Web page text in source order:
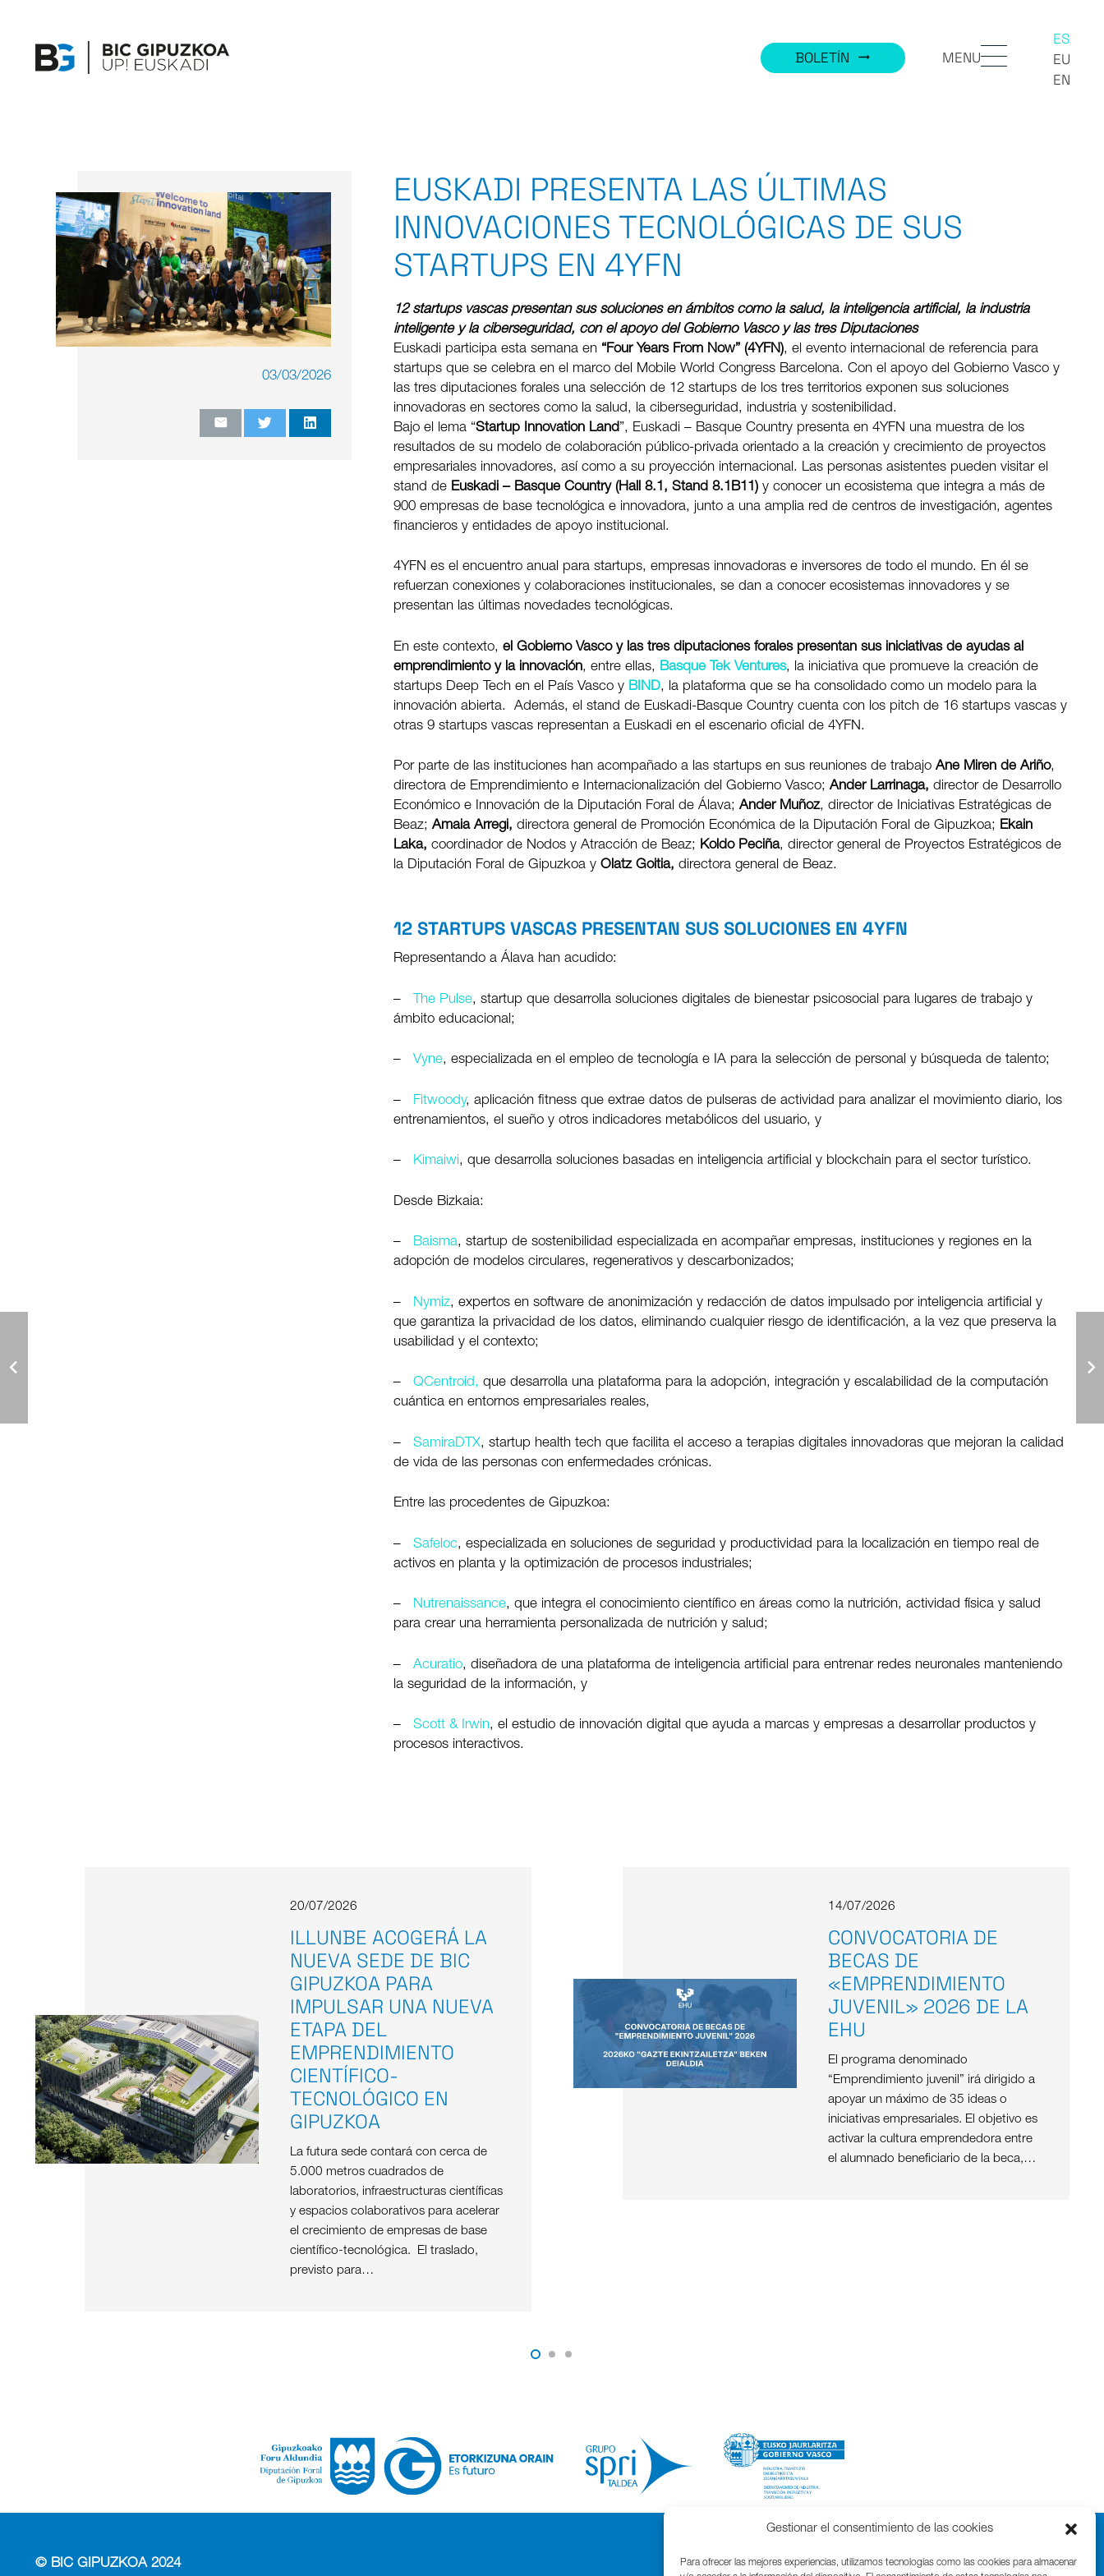
Gestionar el consentimiento de las cookies
Para ofrecer las mejores experiencias, utilizamos tecnologías como las cookies para almacenar
BOLETÍN trending_flat MENU
ES
EU
EN
03/03/2026
EUSKADI PRESENTA LAS ÚLTIMAS
INNOVACIONES TECNOLÓGICAS DE SUS
STARTUPS EN 4YFN
12 startups vascas presentan sus soluciones en ámbitos como la salud, la inteligencia artificial, la industria
inteligente y la ciberseguridad, con el apoyo del Gobierno Vasco y las tres Diputaciones
Euskadi participa esta semana en “Four Years From Now” (4YFN), el evento internacional de referencia para
startups que se celebra en el marco del Mobile World Congress Barcelona. Con el apoyo del Gobierno Vasco y
las tres diputaciones forales una selección de 12 startups de los tres territorios exponen sus soluciones
innovadoras en sectores como la salud, la ciberseguridad, industria y sostenibilidad.
Bajo el lema “Startup Innovation Land”, Euskadi – Basque Country presenta en 4YFN una muestra de los
resultados de su modelo de colaboración público-privada orientado a la creación y crecimiento de proyectos
empresariales innovadores, así como a su proyección internacional. Las personas asistentes pueden visitar el
stand de Euskadi – Basque Country (Hall 8.1, Stand 8.1B11) y conocer un ecosistema que integra a más de
900 empresas de base tecnológica e innovadora, junto a una amplia red de centros de investigación, agentes
financieros y entidades de apoyo institucional.
4YFN es el encuentro anual para startups, empresas innovadoras e inversores de todo el mundo. En él se
refuerzan conexiones y colaboraciones institucionales, se dan a conocer ecosistemas innovadores y se
presentan las últimas novedades tecnológicas.
En este contexto,el Gobierno Vasco y las tres diputaciones forales presentan sus iniciativas de ayudas al
emprendimiento y la innovación, entre ellas, Basque Tek Ventures, la iniciativa que promueve la creación de
startups Deep Tech en el País Vasco y BIND, la plataforma que se ha consolidado como un modelo para la
innovación abierta. Además, el stand de Euskadi-Basque Country cuenta con los pitch de 16 startups vascas y
otras 9 startups vascas representan a Euskadi en el escenario oficial de 4YFN.
Por parte de las instituciones han acompañado a las startups en sus reuniones de trabajoAne Miren de Ariño,
directora de Emprendimiento e Internacionalización del Gobierno Vasco;Ander Larrinaga, director de Desarrollo
Económico e Innovación de la Diputación Foral de Álava;Ander Muñoz, director de Iniciativas Estratégicas de
Beaz;Amaia Arregi, directora general de Promoción Económica de la Diputación Foral de Gipuzkoa; Ekain
Laka, coordinador de Nodos y Atracción de Beaz; Koldo Peciña, director general de Proyectos Estratégicos de
la Diputación Foral de Gipuzkoa yOlatz Goitia,directora general de Beaz.
12 STARTUPS VASCAS PRESENTAN SUS SOLUCIONES EN 4YFN
Representando a Álava han acudido:
– The Pulse, startup que desarrolla soluciones digitales de bienestar psicosocial para lugares de trabajo y
ámbito educacional;
–Vyne, especializada en el empleo de tecnología e IA para la selección de personal y búsqueda de talento;
– Fitwoody, aplicación fitness que extrae datos de pulseras de actividad para analizar el movimiento diario, los
entrenamientos, el sueño y otros indicadores metabólicos del usuario, y
– Kimaiwi, que desarrolla soluciones basadas en inteligencia artificial y blockchain para el sector turístico.
Desde Bizkaia:
– Baisma, startup de sostenibilidad especializada en acompañar empresas, instituciones y regiones en la
adopción de modelos circulares, regenerativos y descarbonizados;
– Nymiz, expertos en software de anonimización y redacción de datos impulsado por inteligencia artificial y
que garantiza la privacidad de los datos, eliminando cualquier riesgo de identificación, a la vez que preserva la
usabilidad y el contexto;
–QCentroid, que desarrolla una plataforma para la adopción, integración y escalabilidad de la computación
cuántica en entornos empresariales reales,
–SamiraDTX, startup health tech que facilita el acceso a terapias digitales innovadoras que mejoran la calidad
de vida de las personas con enfermedades crónicas.
Entre las procedentes de Gipuzkoa:
–Safeloc, especializada en soluciones de seguridad y productividad para la localización en tiempo real de
activos en planta y la optimización de procesos industriales;
– Nutrenaissance, que integra el conocimiento científico en áreas como la nutrición, actividad física y salud
para crear una herramienta personalizada de nutrición y salud;
–Acuratio, diseñadora de una plataforma de inteligencia artificial para entrenar redes neuronales manteniendo
la seguridad de la información, y
–Scott & Irwin, el estudio de innovación digital que ayuda a marcas y empresas a desarrollar productos y
procesos interactivos.
20/07/2026
ILLUNBE ACOGERÁ LA
NUEVA SEDE DE BIC
GIPUZKOA PARA
IMPULSAR UNA NUEVA
ETAPA DEL
EMPRENDIMIENTO
CIENTÍFICO-
TECNOLÓGICO EN
GIPUZKOA
La futura sede contará con cerca de
5.000 metros cuadrados de
laboratorios, infraestructuras científicas
y espacios colaborativos para acelerar
el crecimiento de empresas de base
científico-tecnológica. El traslado,
previsto para…
14/07/2026
CONVOCATORIA DE
BECAS DE
«EMPRENDIMIENTO
JUVENIL» 2026 DE LA
EHU
El programa denominado
“Emprendimiento juvenil” irá dirigido a
apoyar un máximo de 35 ideas o
iniciativas empresariales. El objetivo es
activar la cultura emprendedora entre
el alumnado beneficiario de la beca,…
© BIC GIPUZKOA 2024